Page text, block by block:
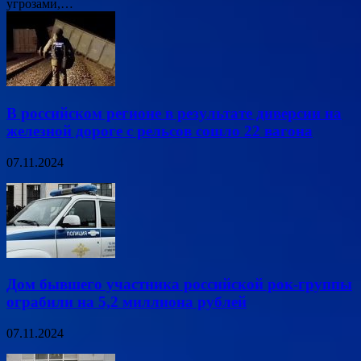
угрозами,…
В российском регионе в результате диверсии на
железной дороге с рельсов сошло 22 вагона
07.11.2024
Дом бывшего участника российской рок-группы
ограбили на 5,2 миллиона рублей
07.11.2024